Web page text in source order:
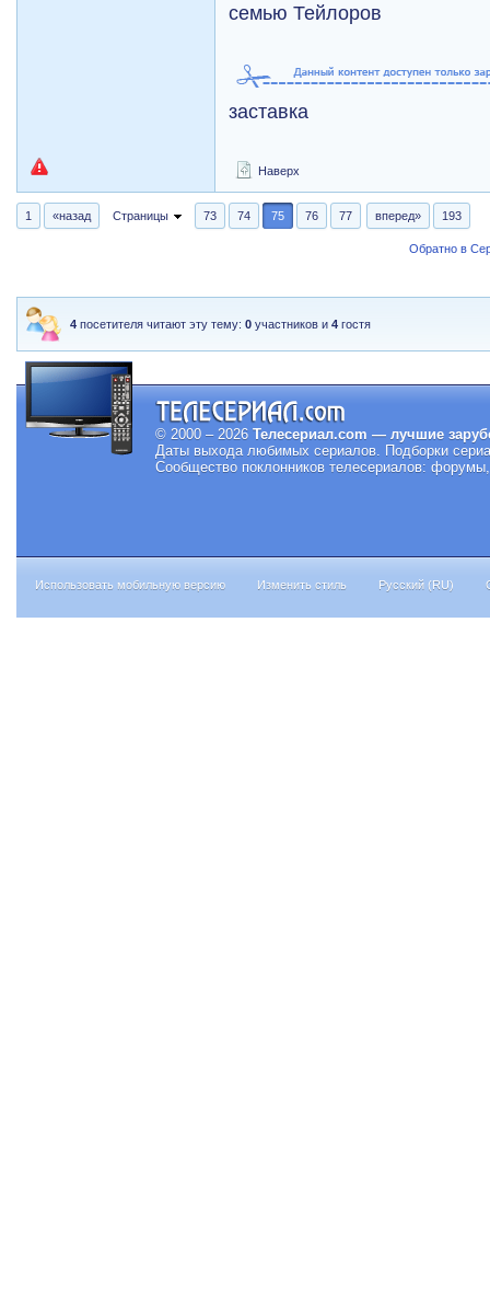
семью Тейлоров
заставка
Наверх
1 «назад Страницы 73 74 75 76 77 вперед» 193
Обратно в
4 посетителя читают эту тему:0 участников и4 гостя
© 2000 – 2026 Телесериал.com — лучшие
Даты выхода любимых сериалов. Подборки
Сообщество поклонников телесериалов:
Использовать мобильную версию Изменить стиль Русский (RU)